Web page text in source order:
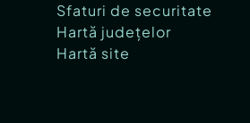
Sfaturi de securitate
Hartă județelor
Hartă site